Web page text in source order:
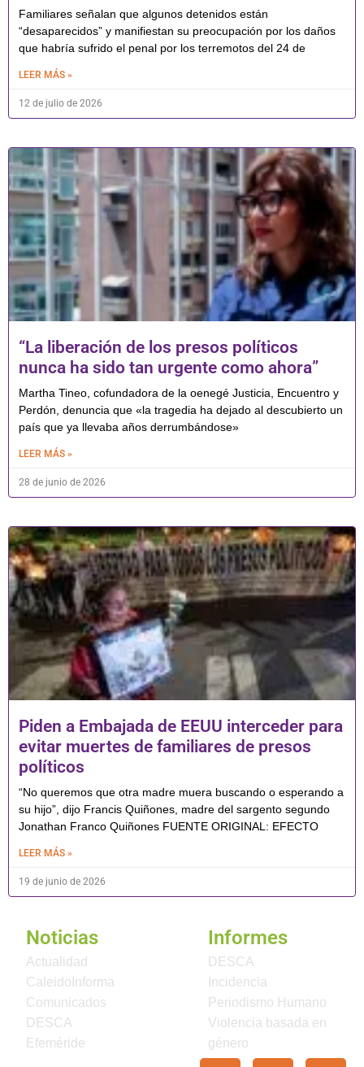
Familiares señalan que algunos detenidos están
“desaparecidos” y manifiestan su preocupación por los daños
que habría sufrido el penal por los terremotos del 24 de
LEER MÁS »
12 de julio de 2026
“La liberación de los presos políticos
nunca ha sido tan urgente como ahora”
Martha Tineo, cofundadora de la oenegé Justicia, Encuentro y
Perdón, denuncia que «la tragedia ha dejado al descubierto un
país que ya llevaba años derrumbándose»
LEER MÁS »
28 de junio de 2026
Piden a Embajada de EEUU interceder para
evitar muertes de familiares de presos
políticos
“No queremos que otra madre muera buscando o esperando a
su hijo”, dijo Francis Quiñones, madre del sargento segundo
Jonathan Franco Quiñones FUENTE ORIGINAL: EFECTO
LEER MÁS »
19 de junio de 2026
Noticias
Actualidad
CaleidoInforma
Comunicados
DESCA
Efeméride
Informes
DESCA
Incidencia
Periodismo Humano
Violencia basada en
género